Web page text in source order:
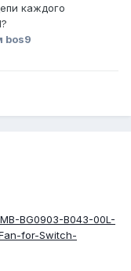
каждого
bos9
BG0903-B043-00L-
for-Switch-